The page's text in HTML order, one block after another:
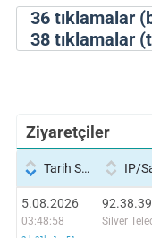
36tıklamalar
38tıklamalar
Ziyaretçiler
Tarih Saati IP/
5.08.2026
03:48:58 Silver